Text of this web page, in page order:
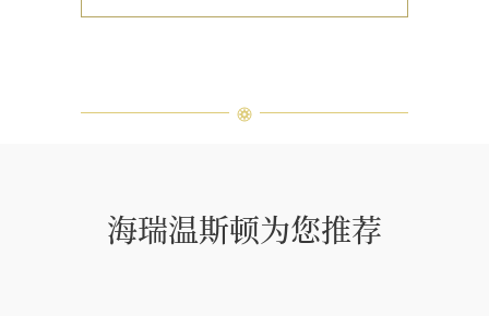
海瑞温斯顿为您推荐